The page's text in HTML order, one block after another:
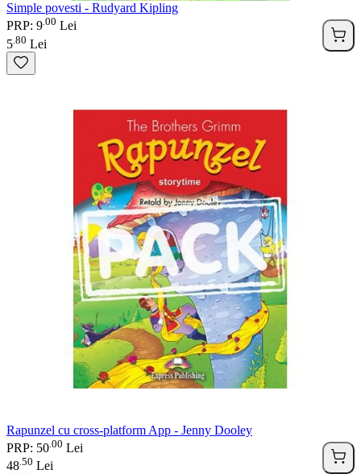
Simple povesti - Rudyard Kipling
PRP: 9 00 Lei
5 80 Lei
Rapunzel cu cross-platform App - Jenny Dooley
PRP: 50 00 Lei
48 50 Lei